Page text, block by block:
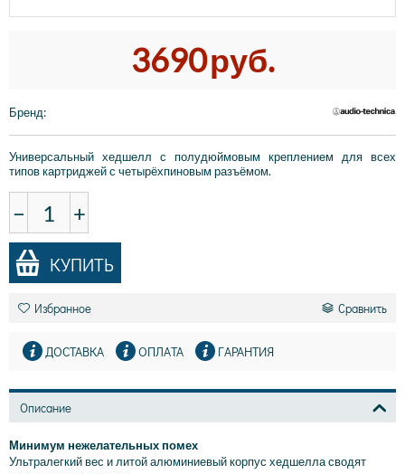
3690руб.
Бренд:
Универсальный хедшелл с полудюймовым креплением для всех
типов картриджей с четырёхпиновым разъёмом.
− +
КУПИТЬ
Избранное Сравнить
ДОСТАВКА ОПЛАТА ГАРАНТИЯ
Описание
Минимум нежелательных помех
Ультралегкий вес и литой алюминиевый корпус хедшелла сводят